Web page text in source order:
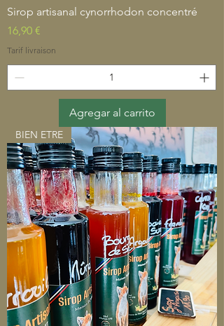
Sirop artisanal cynorrhodon concentré
Precio
16,90 €
Tarif livraison
Agregar al carrito
BIEN ETRE